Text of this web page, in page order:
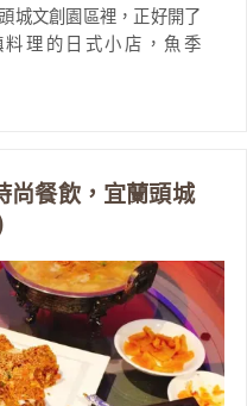
城文創園區裡，正好開了
理的日式小店，魚季
尚餐飲，宜蘭頭城